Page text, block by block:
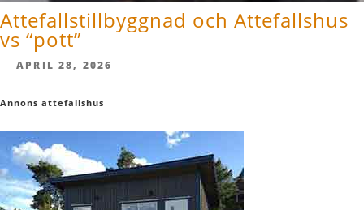
Attefallstillbyggnad och Attefallshus
vs “pott”
APRIL 28, 2026
Annons attefallshus